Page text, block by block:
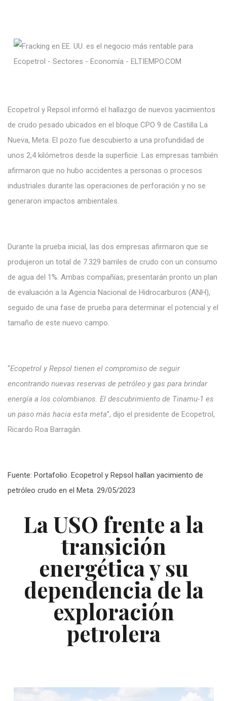
Ecopetrol y Repsol informó el hallazgo de nuevos yacimientos
de crudo pesado ubicados en el bloque CPO 9 de Castilla La
Nueva, Meta. El pozo fue descubierto a una profundidad de
unos 2,4 kilómetros desde la superficie. Las empresas también
afirmaron que no hubo accidentes a personas o procesos
industriales durante las operaciones de perforación y no se
generaron impactos ambientales.
Durante la prueba inicial, las dos empresas afirmaron que se
produjeron un total de 7.329 barriles de crudo con un consumo
de agua del 1%. Ambas compañías, presentarán pronto un plan
de evaluación a la Agencia Nacional de Hidrocarburos (ANH),
seguido de una fase de prueba para determinar el potencial y el
tamaño de este nuevo campo.
“Ecopetrol y Repsol tienen el compromiso de seguir
encontrando nuevas reservas de petróleo y gas para brindar
energía a los colombianos. El descubrimiento de Tinamu-1 es
un paso más hacia esta meta”, dijo el presidente de Ecopetrol,
Ricardo Roa Barragán.
Fuente: Portafolio. Ecopetrol y Repsol hallan yacimiento de
petróleo crudo en el Meta. 29/05/2023
La USO frente a la
transición
energética y su
dependencia de la
exploración
petrolera